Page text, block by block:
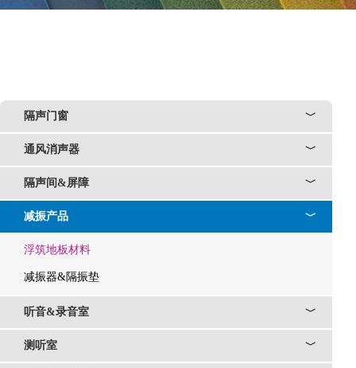
﹀
隔声门窗
﹀
通风消声器
﹀
隔声间&屏障
﹀
减振产品
浮筑地板材料
减振器&隔振垫
﹀
听音&录音室
﹀
测听室